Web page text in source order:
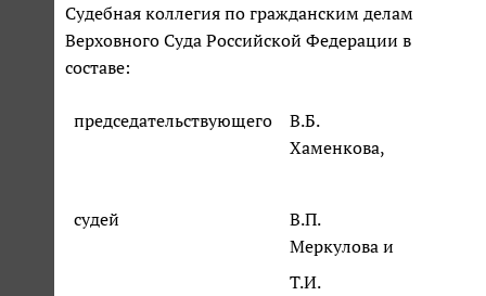
Судебная коллегия по гражданским делам
Верховного Суда Российской Федерации в
составе:
председательствующего
В.Б.
Хаменкова,
судей
В.П.
Меркулова и
Т.И.